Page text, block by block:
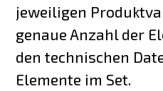
jeweiligen
genaue Anzahl der
den technischen
Elemente im Set.